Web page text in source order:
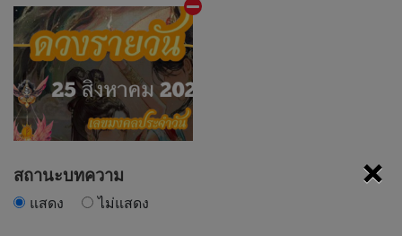
×
สถานะบทความ
แสดง ไม่แสดง